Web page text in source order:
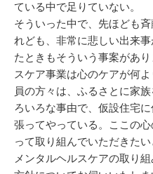
ている中で足りていない。
そういった中で、先ほども
れども、非常に悲しい出来
たときもそういう事案があ
スケア事業は心のケアが何
員の方々は、ふるさとに家
ろいろな事由で、仮設住宅
張ってやっている。ここの
って取り組んでいただきた
メンタルヘルスケアの取り